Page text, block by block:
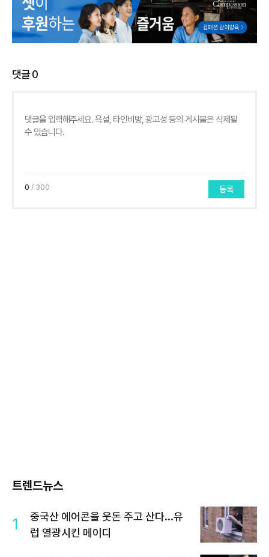
댓글0
0 / 300 등록
트렌드뉴스
1
중국산 에어콘을 웃돈 주고 산다...유
럽 열광시킨 메이디